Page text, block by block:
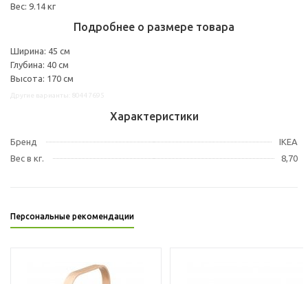
Вес: 9.14 кг
Подробнее о размере товара
Ширина: 45 см
Глубина: 40 см
Высота: 170 см
Характеристики
Бренд
IKEA
Вес в кг.
8,70
Персональные рекомендации